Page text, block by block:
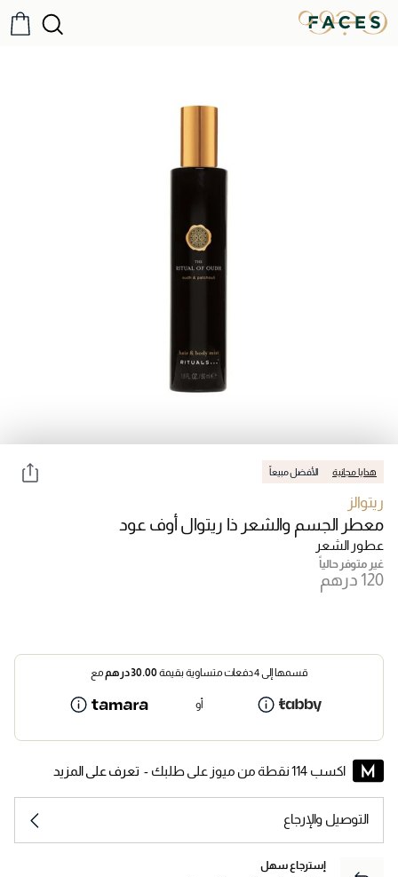
هدايا مجانية الأفضل مبيعاً
ريتوالز
معطر الجسم والشعر ذا ريتوال أوف عود
عطور الشعر
غير متوفر حالياً
قسمها إلى 4 دفعات متساوية بقيمة 30.00درهممع
أو
اكسب 114 نقطة من ميوز على طلبك - تعرف على المزيد
التوصيل والإرجاع
إسترجاع سهل